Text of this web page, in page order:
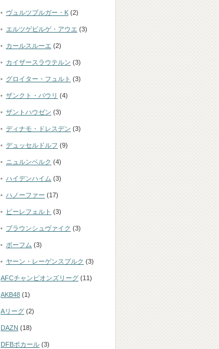
ヴュルツブルガー・K (2)
エルツゲビルゲ・アウエ (3)
カールスルーエ (2)
カイザースラウテルン (3)
グロイター・フュルト (3)
ザンクト・パウリ (4)
ザントハウゼン (3)
ディナモ・ドレスデン (3)
デュッセルドルフ (9)
ニュルンベルク (4)
ハイデンハイム (3)
ハノーファー (17)
ビーレフェルト (3)
ブラウンシュヴァイク (3)
ボーフム (3)
ヤーン・レーゲンスブルク (3)
AFCチャンピオンズリーグ (11)
AKB48 (1)
Aリーグ (2)
DAZN (18)
DFBポカール (3)